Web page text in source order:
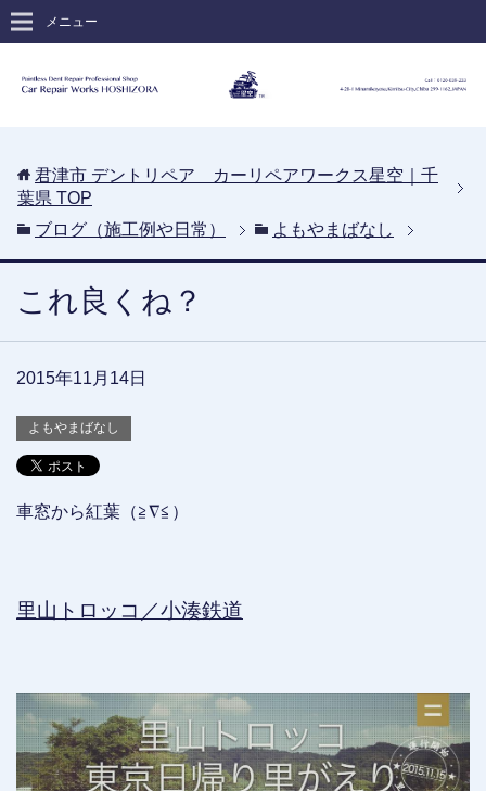
メニュー
君津市 デントリペア カーリペアワークス星空｜千
葉県 TOP
ブログ（施工例や日常）
よもやまばなし
これ良くね？
2015年11月14日
よもやまばなし
車窓から紅葉（≧∇≦）
里山トロッコ／小湊鉄道